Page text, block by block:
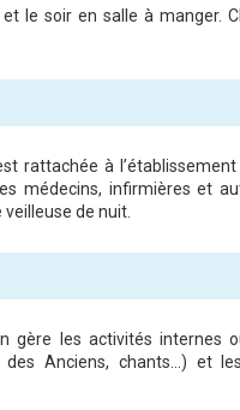
le soir en salle à manger.
rattachée à
médecins, infirmières et
de nuit.
gère les activités internes
des Anciens, chants…) et